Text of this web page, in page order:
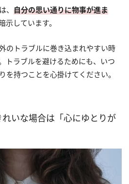
、 自分の思い通りに物事が進ま
示しています。
のトラブルに巻き込まれやすい時
トラブルを避けるためにも、いつ
を持つことを心掛けてください。
れいな場合は「心にゆとりが